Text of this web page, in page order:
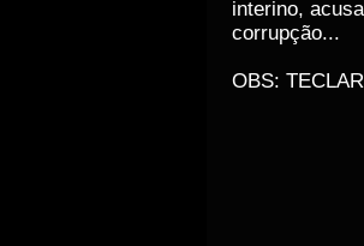
interino,
corrupção...
OBS: